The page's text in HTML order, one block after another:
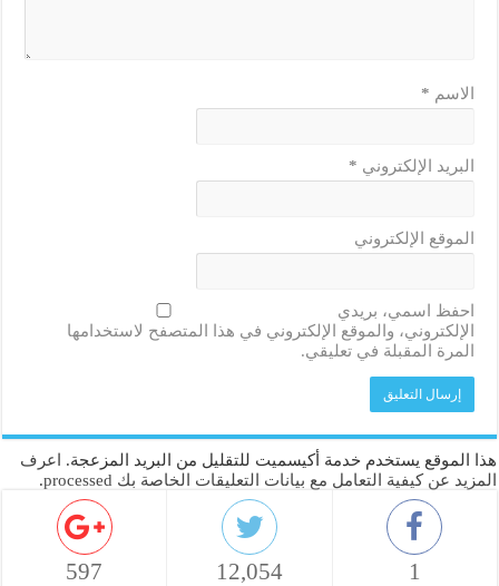
الاسم *
البريد الإلكتروني *
الموقع الإلكتروني
احفظ اسمي، بريدي
الإلكتروني، والموقع الإلكتروني في هذا المتصفح لاستخدامها
المرة المقبلة في تعليقي.
هذا الموقع يستخدم خدمة أكيسميت للتقليل من البريد المزعجة.
اعرف
المزيد عن كيفية التعامل مع بيانات التعليقات الخاصة بك processed
.
1
12,054
597